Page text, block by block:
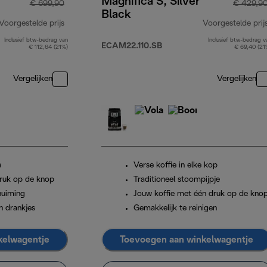
€ 699,90
prijs
originele prijs € 699,90
Inclusief btw-bedrag van
€ 112,64 (21%)
Vergelijken
op de knop
drankjes
Black
ECAM22.110.SB
€
Voorgestelde
Inclusief btw-bedrag
€ 69,40
Vergelijken
Verse koffie in elke kop
Traditioneel stoompijpje
Jouw koffie met één druk op de
Gemakkelijk te reinigen
Toevoegen aan winkelwagentje